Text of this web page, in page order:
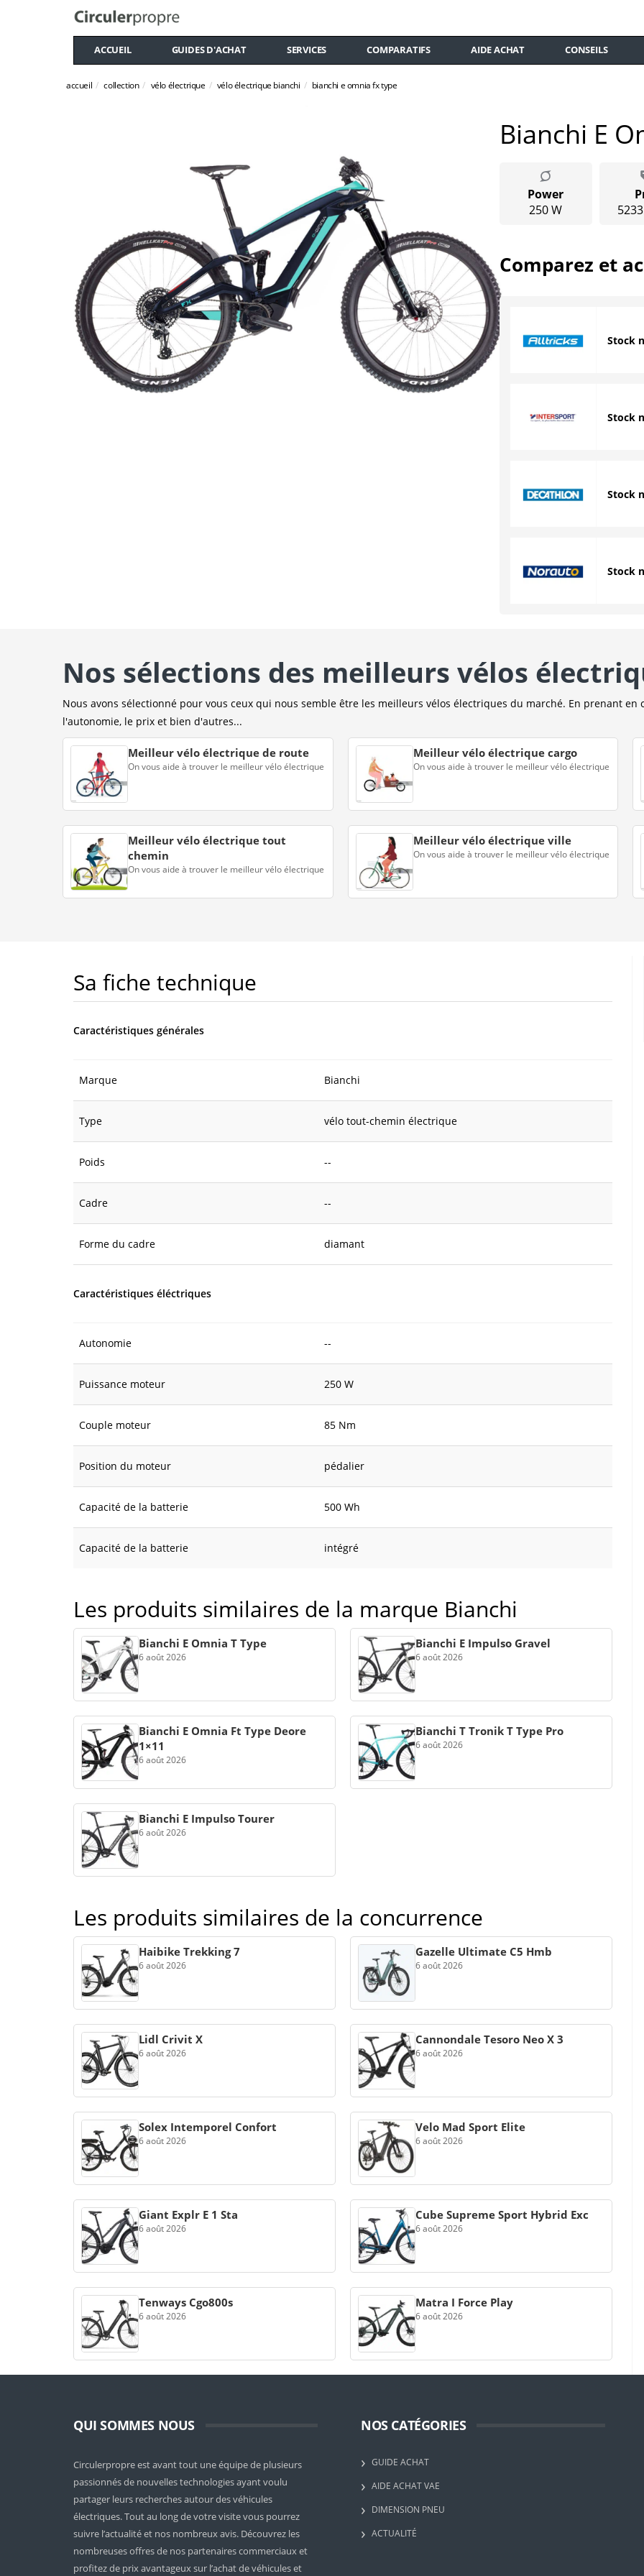
ACCUEIL GUIDES D'ACHAT SERVICES COMPARATIFS AIDE ACHAT CONSEILS
accueil collection vélo électrique vélo électrique bianchi bianchi e omnia fx type
Bianchi E
Power
250 W
Comparez et
Stock
Stock
Stock
Stock
Nos sélections des meilleurs vélos
Nous avons sélectionné pour vous ceux qui nous semble être les meilleurs vélos électriques du marché. En prenant
l'autonomie, le prix et bien d'autres...
Meilleur vélo électrique de route
On vous aide à trouver le meilleur vélo électrique
Meilleur vélo électrique cargo
On vous aide à trouver le meilleur vélo électrique
Meilleur vélo électrique tout
chemin
On vous aide à trouver le meilleur vélo électrique
Meilleur vélo électrique ville
On vous aide à trouver le meilleur vélo électrique
Sa fiche technique
Caractéristiques générales
Marque Bianchi
Type vélo tout-chemin électrique
Poids --
Cadre --
Forme du cadre diamant
Caractéristiques éléctriques
Autonomie --
Puissance moteur 250 W
Couple moteur 85 Nm
Position du moteur pédalier
Capacité de la batterie 500 Wh
Capacité de la batterie intégré
Les produits similaires de la marque Bianchi
Bianchi E Omnia T Type
6 août 2026
Bianchi E Impulso Gravel
6 août 2026
Bianchi E Omnia Ft Type Deore
1×11
6 août 2026
Bianchi T Tronik T Type Pro
6 août 2026
Bianchi E Impulso Tourer
6 août 2026
Les produits similaires de la concurrence
Haibike Trekking 7
6 août 2026
Gazelle Ultimate C5 Hmb
6 août 2026
Lidl Crivit X
6 août 2026
Cannondale Tesoro Neo X 3
6 août 2026
Solex Intemporel Confort
6 août 2026
Velo Mad Sport Elite
6 août 2026
Giant Explr E 1 Sta
6 août 2026
Cube Supreme Sport Hybrid Exc
6 août 2026
Tenways Cgo800s
6 août 2026
Matra I Force Play
6 août 2026
QUI SOMMES NOUS
Circulerpropre est avant tout une équipe de plusieurs
passionnés de nouvelles technologies ayant voulu
partager leurs recherches autour des véhicules
électriques. Tout au long de votre visite vous pourrez
suivre l’actualité et nos nombreux avis. Découvrez les
nombreuses offres de nos partenaires commerciaux et
profitez de prix avantageux sur l’achat de véhicules et
NOS CATÉGORIES
GUIDE ACHAT
AIDE ACHAT VAE
DIMENSION PNEU
ACTUALITÉ